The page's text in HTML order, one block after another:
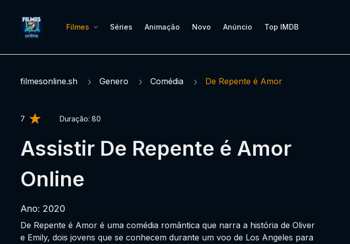
Filmes Séries Animação Novo Anúncio Top IMDB
filmesonline.sh Genero Comédia De Repente é Amor
7 Duração: 80
Assistir De Repente é Amor
Online
Ano: 2020
De Repente é Amor é uma comédia romântica que narra a história de Oliver
e Emily, dois jovens que se conhecem durante um voo de Los Angeles para